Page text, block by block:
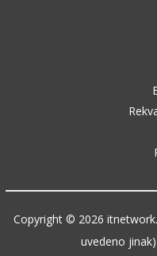
Copyright © 2026
uvedeno